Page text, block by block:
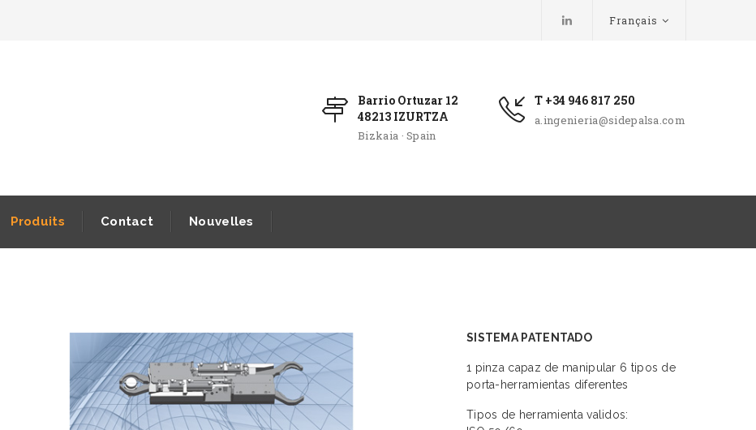
Français
Barrio Ortuzar 12
48213 IZURTZA
Bizkaia · Spain
T +34 946 817 250
a.ingenieria@sidepalsa.com
Produits Contact Nouvelles
SISTEMA PATENTADO
1 pinza capaz de manipular 6 tipos de
porta-herramientas diferentes
Tipos de herramienta validos: